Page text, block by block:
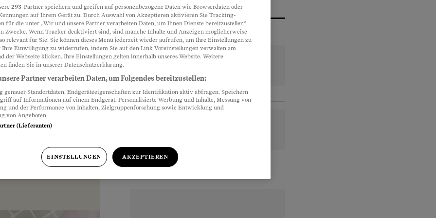
auf
vergessen, nicht
allem bei Pannen
Thomas
Partnerinhalte
293-Partner speichern und greifen auf personenbezogene Daten wie Browserdaten oder
auf Ihrem Gerät zu. Durch Auswahl von Akzeptieren aktivieren Sie Tracking-
für die unter „Wir und unsere Partner verarbeiten Daten, um Ihnen Dienste bereitzustellen“
Zwecke. Wenn Tracker deaktiviert sind, sind manche Inhalte und Anzeigen möglicherweise
relevant für Sie. Sie können dieses Menü jederzeit wieder aufrufen, um Ihre Einstellungen zu
Ihre Einwilligung zu widerrufen, indem Sie auf den Link Voreinstellungen verwalten am
der Webseite klicken. Ihre Einstellungen gelten innerhalb unseres Website. Weitere
finden Sie in unserer Datenschutzerklärung.
Partner verarbeiten Daten, um Folgendes bereitzustellen:
genauer Standortdaten. Endgeräteeigenschaften zur Identifikation aktiv abfragen. Speichern
auf Informationen auf einem Endgerät. Personalisierte Werbung und Inhalte, Messung von
und der Performance von Inhalten, Zielgruppenforschung sowie Entwicklung und
von Angeboten.
(Lieferanten)
EINSTELLUNGEN AKZEPTIEREN